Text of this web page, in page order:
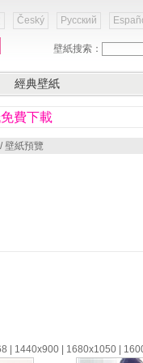
Český Русский
壁紙搜索：
經典壁紙
費下載
/ 壁紙預覽
| 1440x900 | 1680x1050 |